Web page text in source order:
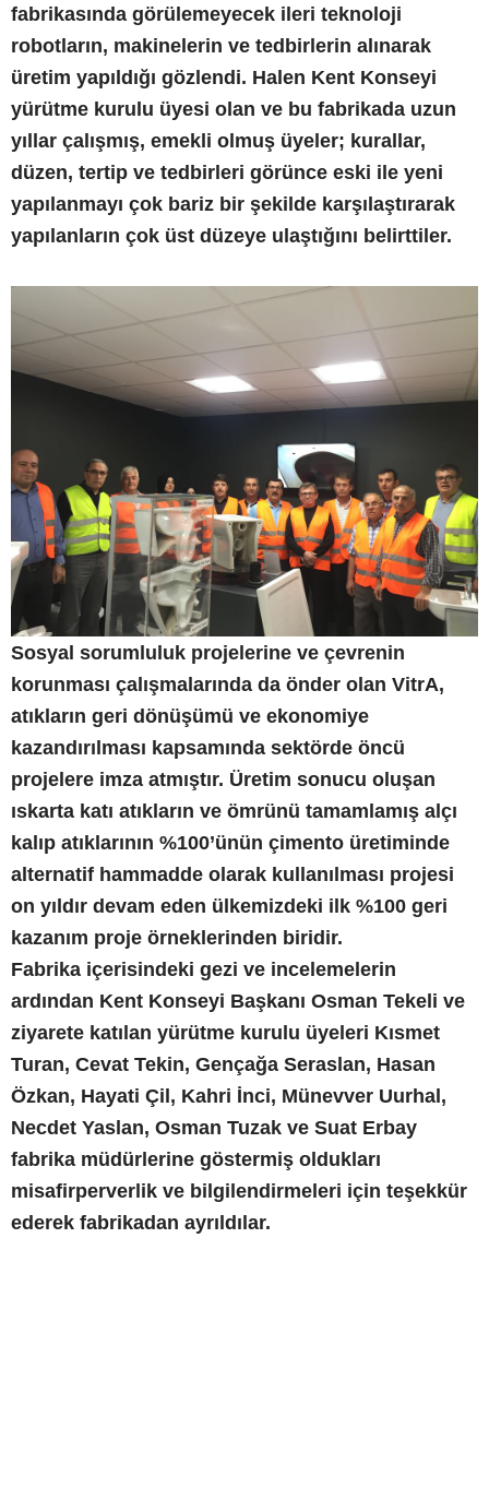
fabrikasında görülemeyecek ileri teknoloji
robotların, makinelerin ve tedbirlerin alınarak
üretim yapıldığı gözlendi. Halen Kent Konseyi
yürütme kurulu üyesi olan ve bu fabrikada uzun
yıllar çalışmış, emekli olmuş üyeler; kurallar,
düzen, tertip ve tedbirleri görünce eski ile yeni
yapılanmayı çok bariz bir şekilde karşılaştırarak
yapılanların çok üst düzeye ulaştığını belirttiler.
Sosyal sorumluluk projelerine ve çevrenin
korunması çalışmalarında da önder olan VitrA,
atıkların geri dönüşümü ve ekonomiye
kazandırılması kapsamında sektörde öncü
projelere imza atmıştır. Üretim sonucu oluşan
ıskarta katı atıkların ve ömrünü tamamlamış alçı
kalıp atıklarının %100’ünün çimento üretiminde
alternatif hammadde olarak kullanılması projesi
on yıldır devam eden ülkemizdeki ilk %100 geri
kazanım proje örneklerinden biridir.
Fabrika içerisindeki gezi ve incelemelerin
ardından Kent Konseyi Başkanı Osman Tekeli ve
ziyarete katılan yürütme kurulu üyeleri Kısmet
Turan, Cevat Tekin, Gençağa Seraslan, Hasan
Özkan, Hayati Çil, Kahri İnci, Münevver Uurhal,
Necdet Yaslan, Osman Tuzak ve Suat Erbay
fabrika müdürlerine göstermiş oldukları
misafirperverlik ve bilgilendirmeleri için teşekkür
ederek fabrikadan ayrıldılar.